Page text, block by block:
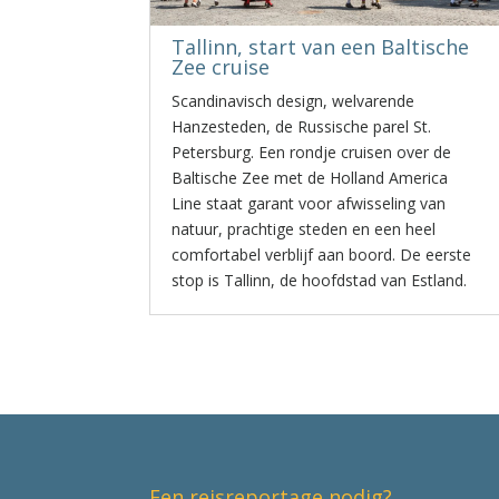
Tallinn, start van een Baltische
Zee cruise
Scandinavisch design, welvarende
Hanzesteden, de Russische parel St.
Petersburg. Een rondje cruisen over de
Baltische Zee met de Holland America
Line staat garant voor afwisseling van
natuur, prachtige steden en een heel
comfortabel verblijf aan boord. De eerste
stop is Tallinn, de hoofdstad van Estland.